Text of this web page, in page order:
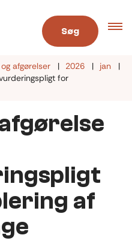
Søg
afgørelser 2026
jan
for
af